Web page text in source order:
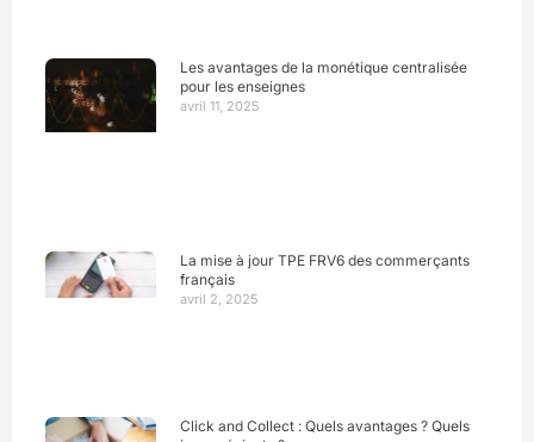
Les avantages de la monétique centralisée
pour les enseignes
avril 11, 2025
La mise à jour TPE FRV6 des commerçants
français
avril 2, 2025
Click and Collect : Quels avantages ? Quels